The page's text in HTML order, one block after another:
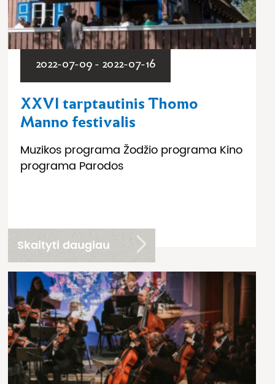
2022-07-09 - 2022-07-16
XXVI tarptautinis Thomo
Manno festivalis
Muzikos programa Žodžio programa Kino
programa Parodos
Skaityti daugiau